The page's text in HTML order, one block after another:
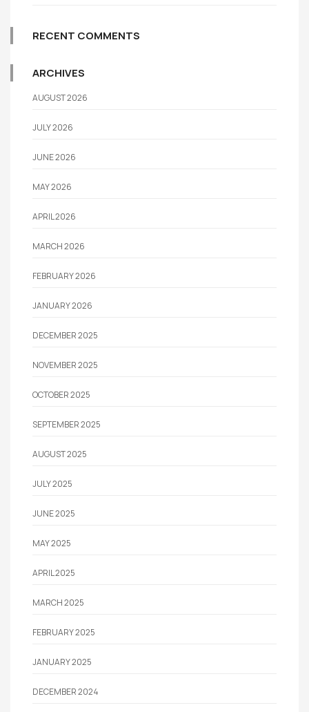
RECENT COMMENTS
ARCHIVES
AUGUST 2026
JULY 2026
JUNE 2026
MAY 2026
APRIL 2026
MARCH 2026
FEBRUARY 2026
JANUARY 2026
DECEMBER 2025
NOVEMBER 2025
OCTOBER 2025
SEPTEMBER 2025
AUGUST 2025
JULY 2025
JUNE 2025
MAY 2025
APRIL 2025
MARCH 2025
FEBRUARY 2025
JANUARY 2025
DECEMBER 2024